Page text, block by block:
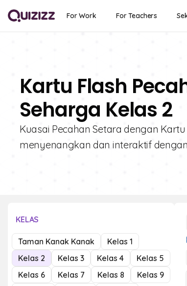
For Work For Teachers
Kartu Flash
Seharga Kelas 2
Kuasai Pecahan Setara dengan
menyenangkan dan interaktif
KELAS
Taman Kanak Kanak
Kelas 1
Kelas 2
Kelas 3 Kelas 4
Kelas 5
Kelas 6
Kelas 7 Kelas 8
Kelas 9